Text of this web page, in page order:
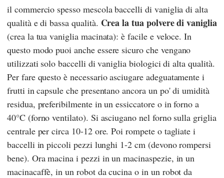
il commercio spesso mescola baccelli di vaniglia di alta
qualità e di bassa qualità. Crea la tua polvere di vaniglia
(crea la tua vaniglia macinata): è facile e veloce. In
questo modo puoi anche essere sicuro che vengano
utilizzati solo baccelli di vaniglia biologici di alta qualità.
Per fare questo è necessario asciugare adeguatamente i
frutti in capsule che presentano ancora un po' di umidità
residua, preferibilmente in un essiccatore o in forno a
40°C (forno ventilato). Si asciugano nel forno sulla griglia
centrale per circa 10-12 ore. Poi rompete o tagliate i
baccelli in piccoli pezzi lunghi 1-2 cm (devono rompersi
bene). Ora macina i pezzi in un macinaspezie, in un
macinacaffè, in un robot da cucina o in un robot da